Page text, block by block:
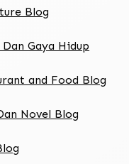
Blog
Gaya Hidup
and Food Blog
Novel Blog